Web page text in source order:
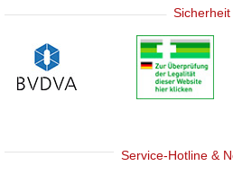
Sicherheit
Service-Hotline &